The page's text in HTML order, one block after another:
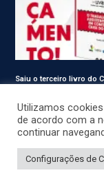
Saiu o terceiro livro do
© CRESS-SE
Utilizamos
de acordo com a
continuar
Configurações de